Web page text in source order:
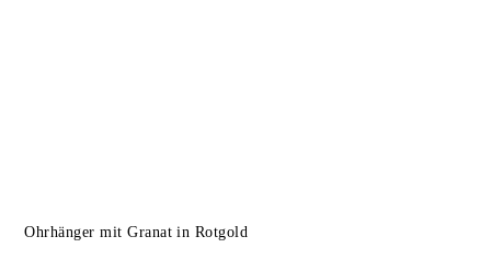
Ohrhänger mit Granat in Rotgold